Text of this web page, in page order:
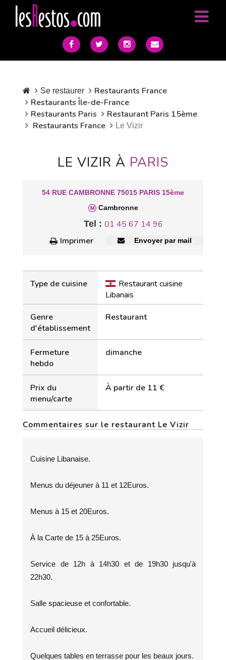
Se restaurer
Restaurants France
Restaurants Île-de-France
Restaurants Paris
Restaurant Paris 15ème
Restaurants France
Le Vizir
LE VIZIR À PARIS
54 RUE CAMBRONNE 75015 PARIS 15ème
Cambronne
Tel : 01 45 67 14 96
Imprimer
Envoyer par mail
Type de cuisine
Restaurant cuisine
Libanais
Genre
d'établissement
Restaurant
Fermeture
hebdo
dimanche
Prix du
menu/carte
À partir de 11 €
Commentaires sur le restaurant Le Vizir
Cuisine Libanaise.
Menus du déjeuner à 11 et 12Euros.
Menus à 15 et 20Euros.
À la Carte de 15 à 25Euros.
Service de 12h à 14h30 et de 19h30 jusqu'à
22h30.
Salle spacieuse et confortable.
Accueil délicieux.
Quelques tables en terrasse pour les beaux jours.